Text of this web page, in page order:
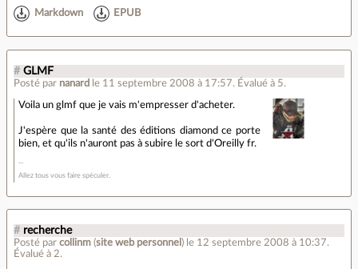
Markdown EPUB
# GLMF
Posté par nanard le 11 septembre 2008 à 17:57. Évalué à 5.
Voila un glmf que je vais m'empresser d'acheter.
J'espère que la santé des éditions diamond ce porte
bien, et qu'ils n'auront pas à subire le sort d'Oreilly fr.
Allez tous vous faire spéculer.
# recherche
Posté par collinm (site web personnel ) le 12 septembre 2008 à 10:37.
Évalué à 2.